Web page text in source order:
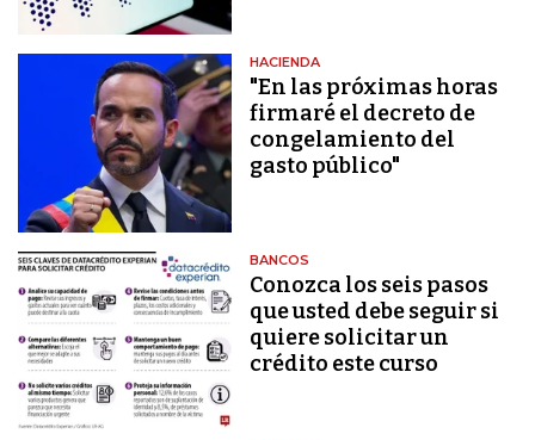
HACIENDA
"En las próximas horas
firmaré el decreto de
congelamiento del
gasto público"
BANCOS
Conozca los seis pasos
que usted debe seguir si
quiere solicitar un
crédito este curso